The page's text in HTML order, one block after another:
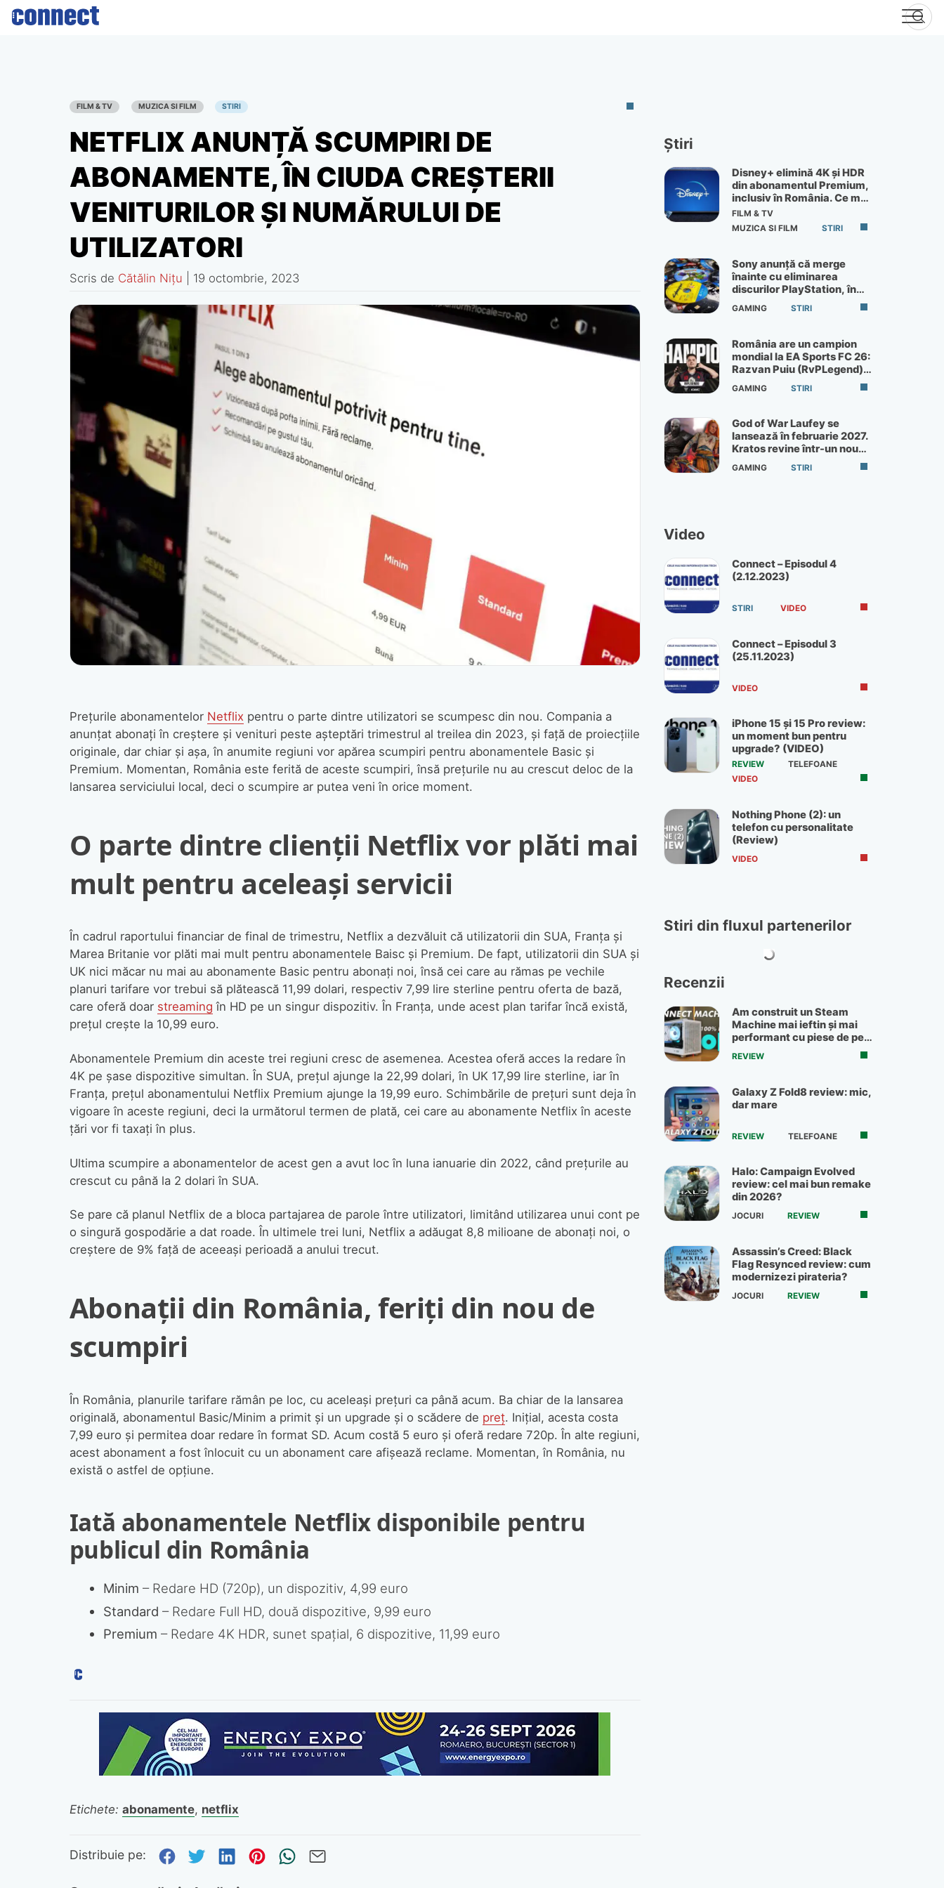
Skip
FILM & TV MUZICA SI FILM STIRI
NETFLIX ANUNȚĂ SCUMPIRI DE
ABONAMENTE, ÎN CIUDA CREȘTERII
VENITURILOR ȘI NUMĂRULUI DE
UTILIZATORI
Scris de Cătălin Nițu 19 octombrie, 2023
Prețurile abonamentelor Netflix pentru o parte dintre utilizatori se scumpesc din nou. Compania a
anunțat abonați în creștere și venituri peste așteptări trimestrul al treilea din 2023, și față de proiecțiile
originale, dar chiar și așa, în anumite regiuni vor apărea scumpiri pentru abonamentele Basic și
Premium. Momentan, România este ferită de aceste scumpiri, însă prețurile nu au crescut deloc de la
lansarea serviciului local, deci o scumpire ar putea veni în orice moment.
O parte dintre clienții Netflix vor plăti mai
mult pentru aceleași servicii
În cadrul raportului financiar de final de trimestru, Netflix a dezvăluit că utilizatorii din SUA, Franța și
Marea Britanie vor plăti mai mult pentru abonamentele Baisc și Premium. De fapt, utilizatorii din SUA și
UK nici măcar nu mai au abonamente Basic pentru abonați noi, însă cei care au rămas pe vechile
planuri tarifare vor trebui să plătească 11,99 dolari, respectiv 7,99 lire sterline pentru oferta de bază,
care oferă doar streaming în HD pe un singur dispozitiv. În Franța, unde acest plan tarifar încă există,
prețul crește la 10,99 euro.
Abonamentele Premium din aceste trei regiuni cresc de asemenea. Acestea oferă acces la redare în
4K pe șase dispozitive simultan. În SUA, prețul ajunge la 22,99 dolari, în UK 17,99 lire sterline, iar în
Franța, prețul abonamentului Netflix Premium ajunge la 19,99 euro. Schimbările de prețuri sunt deja în
vigoare în aceste regiuni, deci la următorul termen de plată, cei care au abonamente Netflix în aceste
țări vor fi taxați în plus.
Ultima scumpire a abonamentelor de acest gen a avut loc în luna ianuarie din 2022, când prețurile au
crescut cu până la 2 dolari în SUA.
Se pare că planul Netflix de a bloca partajarea de parole între utilizatori, limitând utilizarea unui cont pe
o singură gospodărie a dat roade. În ultimele trei luni, Netflix a adăugat 8,8 milioane de abonați noi, o
creștere de 9% față de aceeași perioadă a anului trecut.
Abonații din România, feriți din nou de
scumpiri
În România, planurile tarifare rămân pe loc, cu aceleași prețuri ca până acum. Ba chiar de la lansarea
originală, abonamentul Basic/Minim a primit și un upgrade și o scădere de preț. Inițial, acesta costa
7,99 euro și permitea doar redare în format SD. Acum costă 5 euro și oferă redare 720p. În alte regiuni,
acest abonament a fost înlocuit cu un abonament care afișează reclame. Momentan, în România, nu
există o astfel de opțiune.
Iată abonamentele Netflix disponibile pentru
publicul din România
Minim – Redare HD (720p), un dispozitiv, 4,99 euro
Standard – Redare Full HD, două dispozitive, 9,99 euro
Premium – Redare 4K HDR, sunet spațial, 6 dispozitive, 11,99 euro
Etichete: abonamente, netflix
Distribuie pe: Distribuie pe Facebook
Distribuie pe Twitter
Distribuie pe LinkedIn
Distribuie pe Pinterest
Trimite prin whatsapp
Știri
Disney+ elimină 4K și HDR
din abonamentul Premium,
inclusiv în România. Ce mai
primești de 60 lei pe lună
FILM & TV
MUZICA SI FILM
STIRI
Sony anunță că merge
înainte cu eliminarea
discurilor PlayStation, în
ciuda protestelor
GAMING STIRI
România are un campion
mondial la EA Sports FC 26:
Razvan Puiu (RvPLegend)
câștigă turneul de la Paris
GAMING STIRI
God of War Laufey se
lansează în februarie 2027.
Kratos revine într-un nou
God of War
GAMING STIRI
Video
Connect – Episodul 4
(2.12.2023)
STIRI VIDEO
Connect – Episodul 3
(25.11.2023)
VIDEO
iPhone 15 și 15 Pro review:
un moment bun pentru
upgrade? (VIDEO)
REVIEW
TELEFOANE
VIDEO
Nothing Phone (2): un
telefon cu personalitate
(Review)
VIDEO
Stiri din fluxul partenerilor
Recenzii
Am construit un Steam
Machine mai ieftin și mai
performant cu piese de pe
OLX
REVIEW
Galaxy Z Fold8 review: mic,
dar mare
REVIEW TELEFOANE
Halo: Campaign Evolved
review: cel mai bun remake
din 2026?
JOCURI REVIEW
Assassin’s Creed: Black
Flag Resynced review: cum
modernizezi pirateria?
JOCURI REVIEW